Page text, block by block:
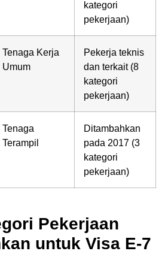
kategori
pekerjaan)
Tenaga Kerja
Umum
Pekerja teknis
dan terkait (8
kategori
pekerjaan)
Tenaga
Terampil
Ditambahkan
pada 2017 (3
kategori
pekerjaan)
Pekerjaan
untuk Visa E-7